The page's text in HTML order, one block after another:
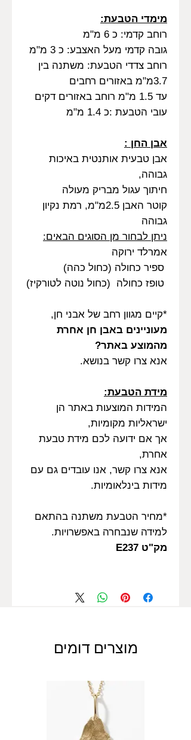
מימדי הטבעת:
רוחב קדמי: כ 6 מ"מ
גובה קדמי מעל האצבע: כ 3 מ"מ
רוחב צדדי הטבעת: משתנה בין
3.7מ"מ באזורים רחבים
עד 1.5 מ"מ רוחב באזורים דקים
עובי הטבעת :כ 1.4 מ"מ
אבן החן :
אבן טבעית אותנטית באיכות
גבוהה,
חיתוך עגול מבריק מעולה
קוטר האבן 2.5מ"מ, רמת נקיון
גבוהה
ניתן לבחור מן הסוגים הבאים:
אמרלד ירוקה
ספיר כחולה (כחול כהה)
טופז כחולה (כחול נוטה לטורקיז)
*קיים מגוון רחב של אבני חן,
מעוניינים באבן חן אחרת
מהמוצע באתר?
אנא צרו קשר בנושא.
מידת הטבעת:
המידות המוצעות באתר הן
ישראליות מקומיות,
אך אם ידועה לכם מידת טבעת
אחרת,
אנא צרו קשר, אנו עובדים גם עם
מידות בינלאומיות.
*מחיר הטבעת משתנה בהתאם
למידה שנבחרה באפשרויות.
מק"ט E237
מוצרים דומים